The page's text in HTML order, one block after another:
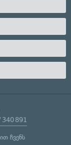
340 891
ჩვენს